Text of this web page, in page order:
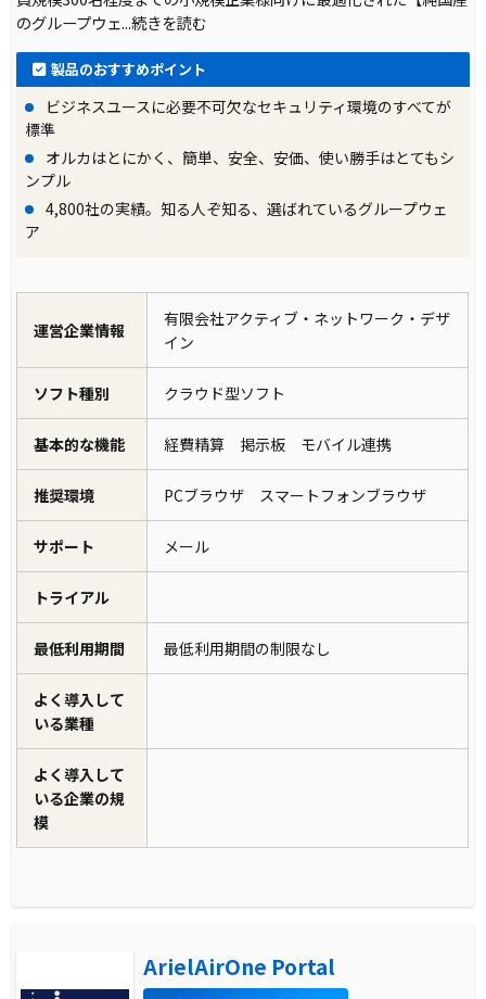
のグループウェ...続きを読む
製品のおすすめポイント
ビジネスユースに必要不可欠なセキュリティ環境のすべてが
標準
オルカはとにかく、簡単、安全、安価、使い勝手はとてもシ
ンプル
4,800社の実績。知る人ぞ知る、選ばれているグループウェ
ア
運営企業情報
有限会社アクティブ・ネットワーク・デザ
イン
ソフト種別 クラウド型ソフト
基本的な機能 経費精算 掲示板 モバイル連携
推奨環境 PCブラウザ スマートフォンブラウザ
サポート メール
トライアル
最低利用期間 最低利用期間の制限なし
よく導入して
いる業種
よく導入して
いる企業の規
模
ArielAirOne Portal